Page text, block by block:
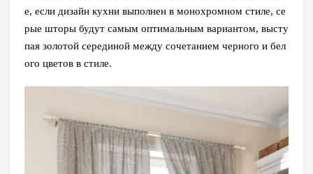
е, если дизайн кухни выполнен в монохромном стиле, се
рые шторы будут самым оптимальным вариантом, высту
пая золотой серединой между сочетанием черного и бел
ого цветов в стиле.